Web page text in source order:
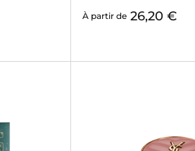
À partir de 26,20 €